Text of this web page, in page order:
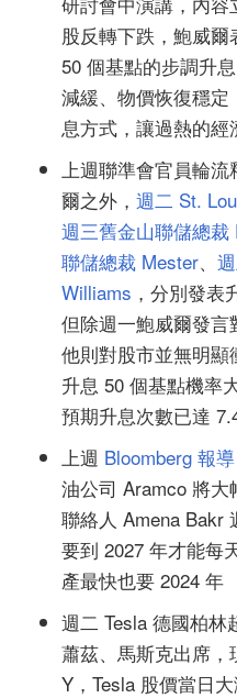
股反轉下跌，鮑威
50 個基點的步調升
減緩、物價恢復穩
息方式，讓過熱的經
上週聯準會官員輪
爾之外， 週二 St.
週三舊金山聯儲總裁
聯儲總裁 Mester、
Williams ，分別發表
但除週一鮑威爾發
他則對股市並無明
升息 50 個基點機率
預期升息次數已達
上週 Bloomberg 報導
油公司 Aramco 將
聯絡人 Amena Bakr
要到 2027 年才能每
產最快也要 2024 年
週二 Tesla 德國柏林
蕭茲、馬斯克出席，
Y，Tesla 股價當日